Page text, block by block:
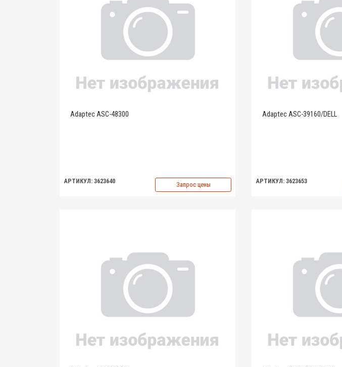
Adaptec ASC-48300
АРТИКУЛ: 3623640 Запрос цены
Adaptec ASC-39160/DELL
АРТИКУЛ: 3623653